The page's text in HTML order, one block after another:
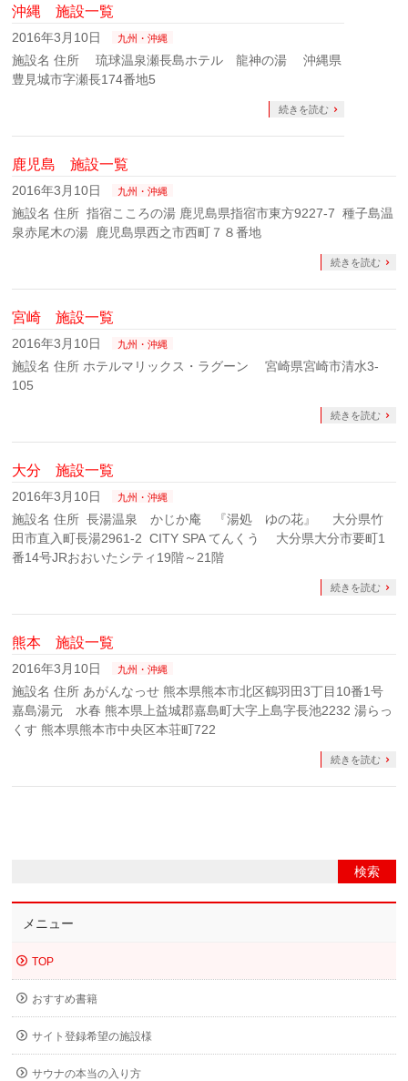
沖縄 施設一覧
2016年3月10日 九州・沖縄
施設名 住所 琉球温泉瀬長島ホテル 龍神の湯 沖縄県
豊見城市字瀬長174番地5
続きを読む
鹿児島 施設一覧
2016年3月10日 九州・沖縄
施設名 住所 指宿こころの湯 鹿児島県指宿市東方9227-7 種子島温
泉赤尾木の湯 鹿児島県西之市西町７８番地
続きを読む
宮崎 施設一覧
2016年3月10日 九州・沖縄
施設名 住所 ホテルマリックス・ラグーン 宮崎県宮崎市清水3-
105
続きを読む
大分 施設一覧
2016年3月10日 九州・沖縄
施設名 住所 長湯温泉 かじか庵 『湯処 ゆの花』 大分県竹
田市直入町長湯2961-2 CITY SPA てんくう 大分県大分市要町1
番14号JRおおいたシティ19階～21階
続きを読む
熊本 施設一覧
2016年3月10日 九州・沖縄
施設名 住所 あがんなっせ 熊本県熊本市北区鶴羽田3丁目10番1号
嘉島湯元 水春 熊本県上益城郡嘉島町大字上島字長池2232 湯らっ
くす 熊本県熊本市中央区本荘町722
続きを読む
メニュー
TOP
おすすめ書籍
サイト登録希望の施設様
サウナの本当の入り方